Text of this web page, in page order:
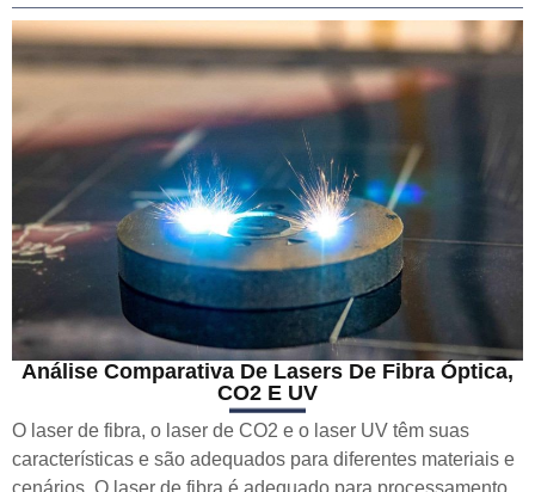
Análise Comparativa De Lasers De Fibra Óptica,
CO2 E UV
O laser de fibra, o laser de CO2 e o laser UV têm suas
características e são adequados para diferentes materiais e
cenários. O laser de fibra é adequado para processamento